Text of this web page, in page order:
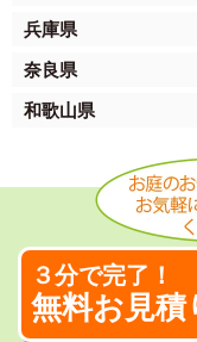
兵庫県
奈良県
和歌山県
３分で完了！
無料お見積